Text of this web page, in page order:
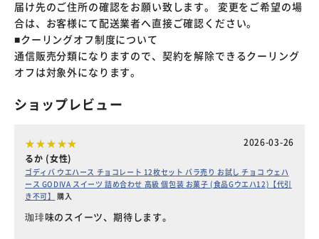
届け先のご住所の確認をお願い致します。 変更をご希望の場
合は、お客様にて配送業者へ直接ご確認ください。
■クーリングオフ制度について
通信販売分類になりますので、契約を解除できるクーリング
オフは対象外になります。
ショップレビュー
2026-03-26
るか (女性)
ゴディバ ウエハース チョコレート 12枚セット バラ売り お試し チョコ ウェハ
ース GODIVA スイーツ 詰め合わせ 高級 個包装 お菓子 (食品Gウエハ12)【代引
き不可】 購入
珈琲味のスイーツ、期待します。